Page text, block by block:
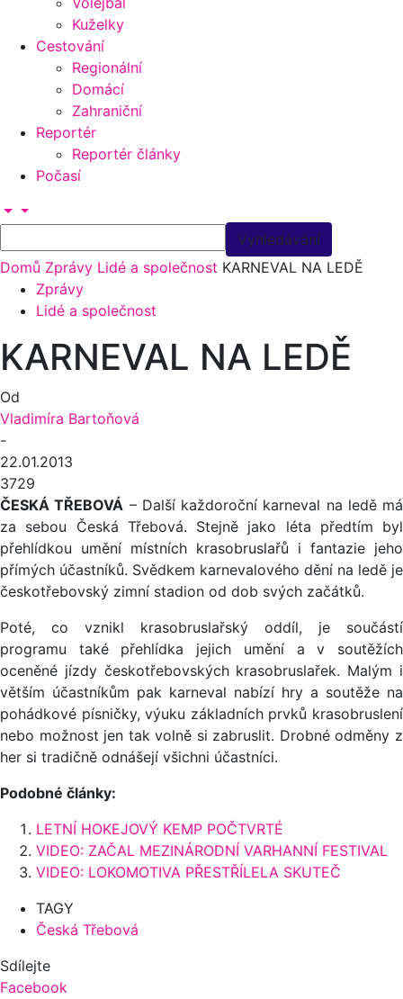
Kuželky
Cestování
Regionální
Domácí
Zahraniční
Reportér
Reportér články
Počasí
Domů Zprávy Lidé a společnost KARNEVAL NA LEDĚ
Zprávy
Lidé a společnost
KARNEVAL NA LEDĚ
Od
Vladimíra Bartoňová
-
22.01.2013
3729
ČESKÁ TŘEBOVÁ – Další každoroční karneval na ledě má
za sebou Česká Třebová. Stejně jako léta předtím byl
přehlídkou umění místních krasobruslařů i fantazie jeho
přímých účastníků. Svědkem karnevalového dění na ledě je
českotřebovský zimní stadion od dob svých začátků.
Poté, co vznikl krasobruslařský oddíl, je součástí
programu také přehlídka jejich umění a v soutěžích
oceněné jízdy českotřebovských krasobruslařek. Malým i
větším účastníkům pak karneval nabízí hry a soutěže na
pohádkové písničky, výuku základních prvků krasobruslení
nebo možnost jen tak volně si zabruslit. Drobné odměny z
her si tradičně odnášejí všichni účastníci.
Podobné články:
LETNÍ HOKEJOVÝ KEMP POČTVRTÉ
VIDEO: ZAČAL MEZINÁRODNÍ VARHANNÍ FESTIVAL
VIDEO: LOKOMOTIVA PŘESTŘÍLELA SKUTEČ
TAGY
Česká Třebová
Sdílejte
Facebook